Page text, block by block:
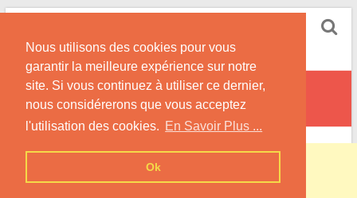
Nous utilisons des cookies pour vous
garantir la meilleure expérience sur notre
site. Si vous continuez à utiliser ce dernier,
nous considérerons que vous acceptez
l'utilisation des cookies. En Savoir Plus ...
Ok
Skip
content
Informations sur les Pompes à Chaleur
Bonneville-Aptot